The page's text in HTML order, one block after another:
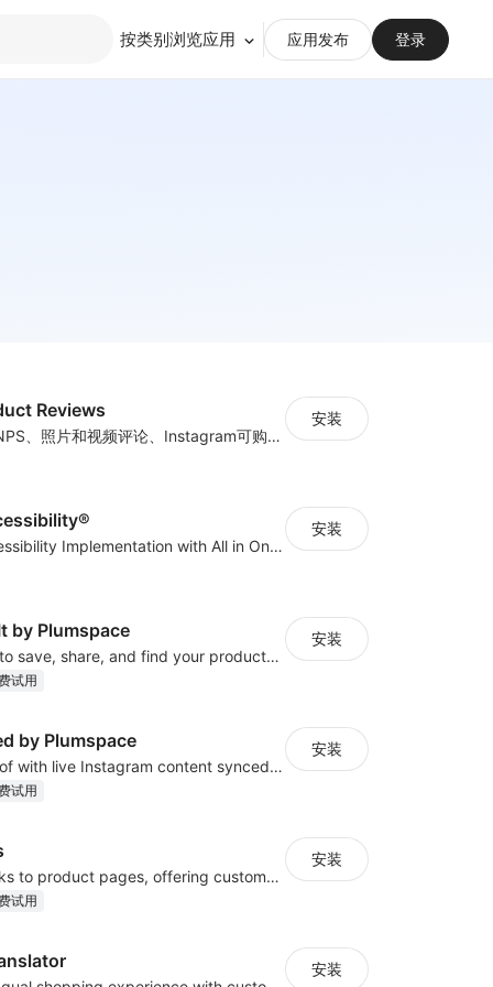
按类别浏览应用 应用发布 登录
Reviews
通过产品评论、NPS、照片和视频评论、Instagram可购物图库等增加收入
安装
Quick Web Accessibility Implementation with All in One Accessibility!
安装
by Plumspace
Drive shoppers to save, share, and find your products using Pinterest pins
试用
安装
by Plumspace
Show social proof with live Instagram content synced with your store design
试用
安装
Add external links to product pages, offering customers more purchasing options
试用
安装
安装